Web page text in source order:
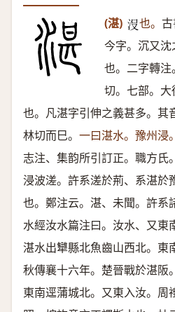
(湛) 𣳚 也。
今字。沉又沈
也。二字轉注。
切。七部。
也。凡湛字引伸之義甚多。其
林切而巳。 一曰湛水。豫州浸。
志注、集韵所引訂正。職方氏
浸波溠。許系溠於荊、系湛於
也。鄭注云。湛、未聞。許系
水經汝水篇注曰。汝水、又東
湛水出犫縣北魚齒山西北。東
秋傳襄十六年。楚晉戰於湛阪
東南逕蒲城北。又東入汝。周